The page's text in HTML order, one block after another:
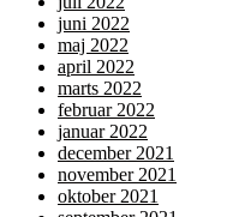
juni 2022
maj 2022
april 2022
marts 2022
februar 2022
januar 2022
december 2021
november 2021
oktober 2021